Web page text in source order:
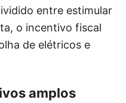
entre estimular
o incentivo fiscal
de elétricos e
amplos